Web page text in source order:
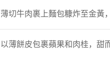
薄切牛肉裹上麵包糠炸至金黃
以薄餅皮包裹蘋果和肉桂，甜